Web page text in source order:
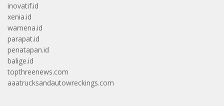
inovatif.id
xenia.id
wamena.id
parapat.id
penatapan.id
balige.id
topthreenews.com
aaatrucksandautowreckings.com